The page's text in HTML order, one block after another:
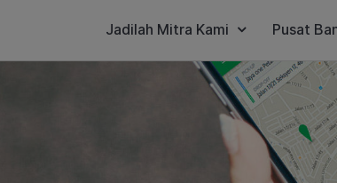
Jadilah Mitra Kami Pusat